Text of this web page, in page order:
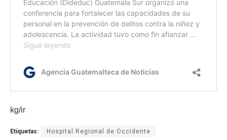
kg/ir
Etiquetas: Hospital Regional de Occidente